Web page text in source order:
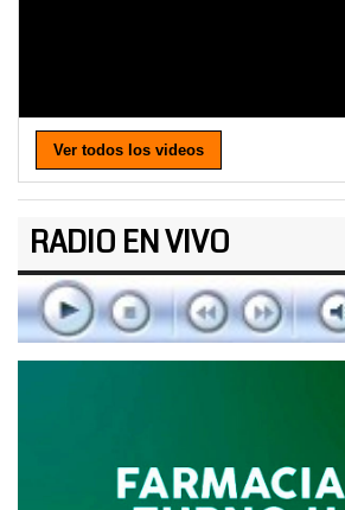
Ver todos los videos
RADIO EN VIVO